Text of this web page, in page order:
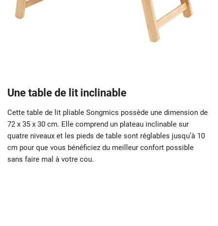
Une table de lit inclinable
Cette table de lit pliable Songmics possède une dimension de
72 x 35 x 30 cm. Elle comprend un plateau inclinable sur
quatre niveaux et les pieds de table sont réglables jusqu’à 10
cm pour que vous bénéficiez du meilleur confort possible
sans faire mal à votre cou.